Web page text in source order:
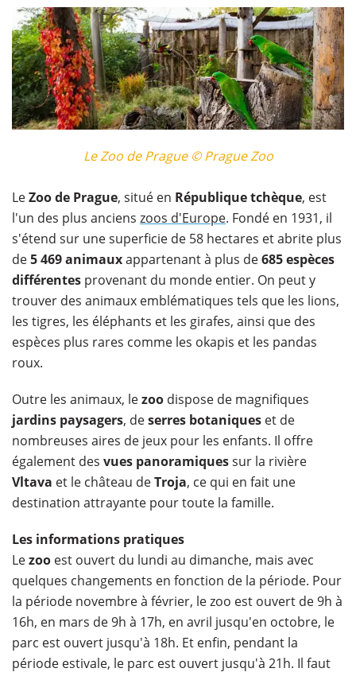
Le Zoo de Prague © Prague Zoo
LeZoo de Prague, situé en République tchèque, est
l'un des plus anciens zoos d'Europe. Fondé en 1931, il
s'étend sur une superficie de 58 hectares et abrite plus
de5 469 animauxappartenant à plus de685 espèces
différentes provenant du monde entier. On peut y
trouver des animaux emblématiques tels que les lions,
les tigres, les éléphants et les girafes, ainsi que des
espèces plus rares comme les okapis et les pandas
roux.
Outre les animaux, lezoo dispose de magnifiques
jardins paysagers, deserres botaniques et de
nombreuses aires de jeux pour les enfants. Il offre
également des vues panoramiquessur la rivière
Vltava et le château deTroja, ce qui en fait une
destination attrayante pour toute la famille.
Les informations pratiques
Lezoo est ouvert du lundi au dimanche, mais avec
quelques changements en fonction de la période. Pour
la période novembre à février, le zoo est ouvert de 9h à
16h, en mars de 9h à 17h, en avril jusqu'en octobre, le
parc est ouvert jusqu'à 18h. Et enfin, pendant la
période estivale, le parc est ouvert jusqu'à 21h. Il faut